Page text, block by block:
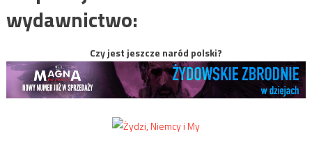
wydawnictwo:
Czy jest jeszcze naród polski?